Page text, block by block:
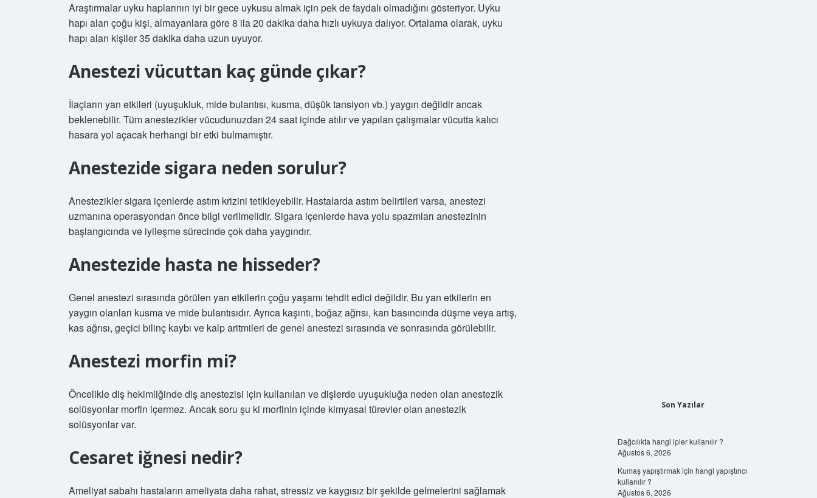
Araştırmalar uyku haplarının iyi bir gece uykusu almak için pek de faydalı olmadığını gösteriyor. Uyku
hapı alan çoğu kişi, almayanlara göre 8 ila 20 dakika daha hızlı uykuya dalıyor. Ortalama olarak, uyku
hapı alan kişiler 35 dakika daha uzun uyuyor.
Anestezi vücuttan kaç günde çıkar?
İlaçların yan etkileri (uyuşukluk, mide bulantısı, kusma, düşük tansiyon vb.) yaygın değildir ancak
beklenebilir. Tüm anestezikler vücudunuzdan 24 saat içinde atılır ve yapılan çalışmalar vücutta kalıcı
hasara yol açacak herhangi bir etki bulmamıştır.
Anestezide sigara neden sorulur?
Anestezikler sigara içenlerde astım krizini tetikleyebilir. Hastalarda astım belirtileri varsa, anestezi
uzmanına operasyondan önce bilgi verilmelidir. Sigara içenlerde hava yolu spazmları anestezinin
başlangıcında ve iyileşme sürecinde çok daha yaygındır.
Anestezide hasta ne hisseder?
Genel anestezi sırasında görülen yan etkilerin çoğu yaşamı tehdit edici değildir. Bu yan etkilerin en
yaygın olanları kusma ve mide bulantısıdır. Ayrıca kaşıntı, boğaz ağrısı, kan basıncında düşme veya artış,
kas ağrısı, geçici bilinç kaybı ve kalp aritmileri de genel anestezi sırasında ve sonrasında görülebilir.
Anestezi morfin mi?
Öncelikle diş hekimliğinde diş anestezisi için kullanılan ve dişlerde uyuşukluğa neden olan anestezik
solüsyonlar morfin içermez. Ancak soru şu ki morfinin içinde kimyasal türevler olan anestezik
solüsyonlar var.
Cesaret iğnesi nedir?
Ameliyat sabahı hastaların ameliyata daha rahat, stressiz ve kaygısız bir şekilde gelmelerini sağlamak
Son Yazılar
Dağcılıkta hangi ipler kullanılır ?
Ağustos 6, 2026
Kumaş yapıştırmak için hangi yapıştırıcı
kullanılır ?
Ağustos 6, 2026